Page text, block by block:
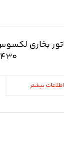
۴۳۰ )
اطلاعات بیشتر